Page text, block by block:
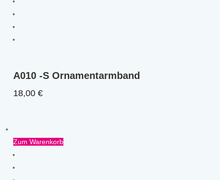
A010 -S Ornamentarmband
18,00€
Zum Warenkorb